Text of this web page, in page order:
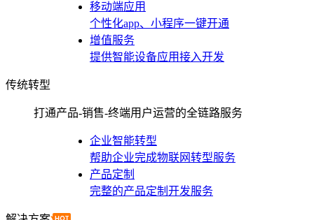
移动端应用
个性化app、小程序一键开通
增值服务
提供智能设备应用接入开发
传统转型
打通产品-销售-终端用户运营的全链路服务
企业智能转型
帮助企业完成物联网转型服务
产品定制
完整的产品定制开发服务